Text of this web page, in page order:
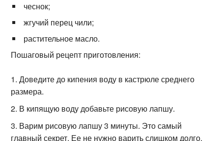
чеснок;
жгучий перец чили;
растительное масло.
Пошаговый рецепт приготовления:
Доведите до кипения воду в кастрюле среднего
размера.
В кипящую воду добавьте рисовую лапшу.
Варим рисовую лапшу 3 минуты. Это самый
главный секрет. Ее не нужно варить слишком долго.